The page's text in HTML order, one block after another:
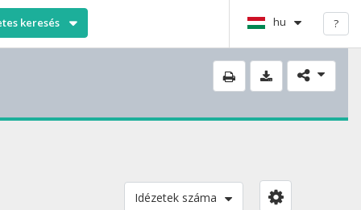
keresés hu ?
Idézetek száma